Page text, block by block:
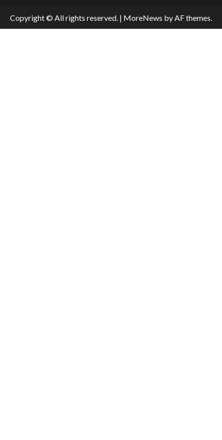
Copyright © All rights reserved. | MoreNews by AF themes.